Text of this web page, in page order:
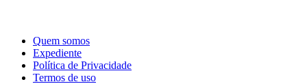
Quem somos
Expediente
Política de Privacidade
Termos de uso